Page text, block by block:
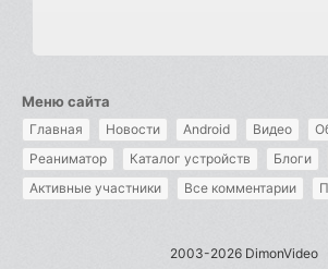
Меню сайта
Главная Новости Android Видео
Реаниматор
Каталог устройств Блоги
Активные участники
Все комментарии
2003-2026 DimonVideo